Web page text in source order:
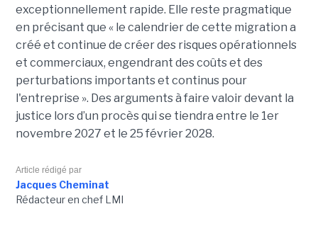
exceptionnellement rapide. Elle reste pragmatique
en précisant que « le calendrier de cette migration a
créé et continue de créer des risques opérationnels
et commerciaux, engendrant des coûts et des
perturbations importants et continus pour
l'entreprise ». Des arguments à faire valoir devant la
justice lors d’un procès qui se tiendra entre le 1er
novembre 2027 et le 25 février 2028.
Article rédigé par
Jacques Cheminat
Rédacteur en chef LMI